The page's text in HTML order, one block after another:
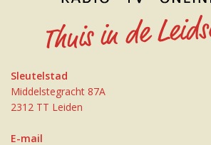
Sleutelstad
Middelstegracht 87A
2312 TT Leiden
E-mail